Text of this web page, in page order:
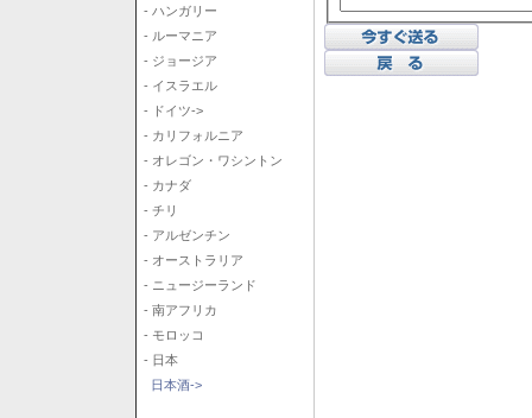
- ハンガリー
- ルーマニア
- ジョージア
- イスラエル
- ドイツ->
- カリフォルニア
- オレゴン・ワシントン
- カナダ
- チリ
- アルゼンチン
- オーストラリア
- ニュージーランド
- 南アフリカ
- モロッコ
- 日本
日本酒->